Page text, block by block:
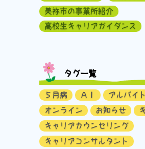
美祢市の事業所紹介
高校生キャリアガイダンス
タグ一覧
５月病 ＡＩ アルバイト
オンライン
お知らせ
キャリアカウンセリング
キャリアコンサルタント